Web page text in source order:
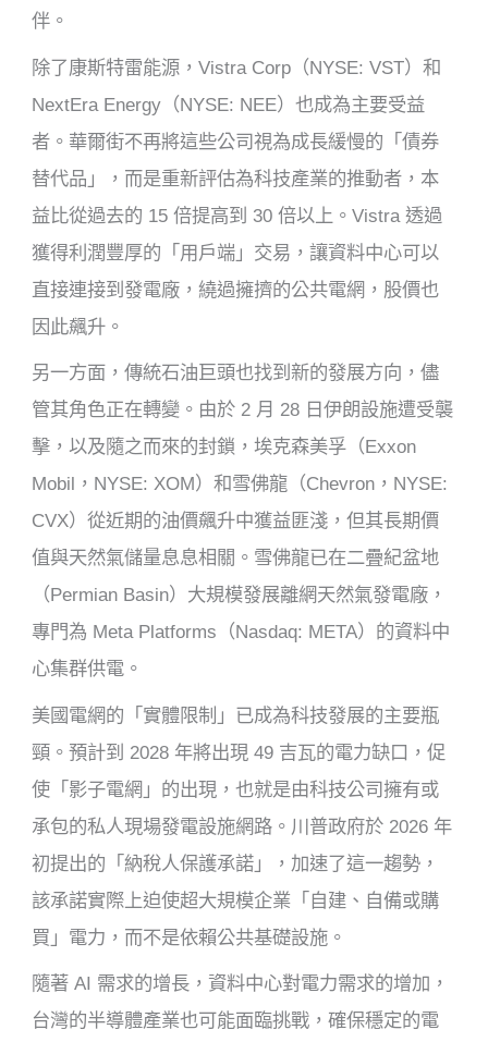
伴。
除了康斯特雷能源，Vistra Corp（NYSE: VST）和
NextEra Energy（NYSE: NEE）也成為主要受益
者。華爾街不再將這些公司視為成長緩慢的「債券
替代品」，而是重新評估為科技產業的推動者，本
益比從過去的 15 倍提高到 30 倍以上。Vistra 透過
獲得利潤豐厚的「用戶端」交易，讓資料中心可以
直接連接到發電廠，繞過擁擠的公共電網，股價也
因此飆升。
另一方面，傳統石油巨頭也找到新的發展方向，儘
管其角色正在轉變。由於 2 月 28 日伊朗設施遭受襲
擊，以及隨之而來的封鎖，埃克森美孚（Exxon
Mobil，NYSE: XOM）和雪佛龍（Chevron，NYSE:
CVX）從近期的油價飆升中獲益匪淺，但其長期價
值與天然氣儲量息息相關。雪佛龍已在二疊紀盆地
（Permian Basin）大規模發展離網天然氣發電廠，
專門為 Meta Platforms（Nasdaq: META）的資料中
心集群供電。
美國電網的「實體限制」已成為科技發展的主要瓶
頸。預計到 2028 年將出現 49 吉瓦的電力缺口，促
使「影子電網」的出現，也就是由科技公司擁有或
承包的私人現場發電設施網路。川普政府於 2026 年
初提出的「納稅人保護承諾」，加速了這一趨勢，
該承諾實際上迫使超大規模企業「自建、自備或購
買」電力，而不是依賴公共基礎設施。
隨著 AI 需求的增長，資料中心對電力需求的增加，
台灣的半導體產業也可能面臨挑戰，確保穩定的電